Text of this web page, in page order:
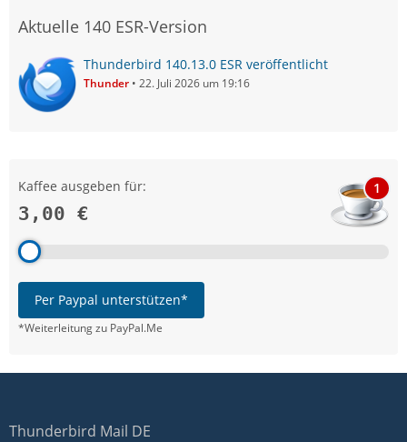
Aktuelle 140 ESR-Version
Thunderbird 140.13.0 ESR veröffentlicht
Thunder 22. Juli 2026 um 19:16
Kaffee ausgeben für:
3,00 €
1
Per Paypal unterstützen*
*Weiterleitung zu PayPal.Me
Thunderbird Mail DE